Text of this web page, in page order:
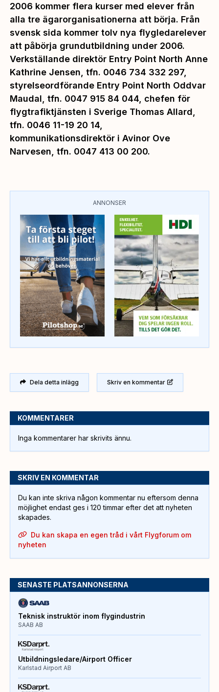
2006 kommer flera kurser med elever från
alla tre ägarorganisationerna att börja. Från
svensk sida kommer tolv nya flygledarelever
att påbörja grundutbildning under 2006.
Verkställande direktör Entry Point North Anne
Kathrine Jensen, tfn. 0046 734 332 297,
styrelseordförande Entry Point North Oddvar
Maudal, tfn. 0047 915 84 044, chefen för
flygtrafiktjänsten i Sverige Thomas Allard,
tfn. 0046 11-19 20 14,
kommunikationsdirektör i Avinor Ove
Narvesen, tfn. 0047 413 00 200.
ANNONSER
Dela detta inlägg Skriv en kommentar
KOMMENTARER
Inga kommentarer har skrivits ännu.
SKRIV EN KOMMENTAR
Du kan inte skriva någon kommentar nu eftersom denna
möjlighet endast ges i 120 timmar efter det att nyheten
skapades.
Du kan skapa en egen tråd i vårt Flygforum om
nyheten
SENASTE PLATSANNONSERNA
Teknisk instruktör inom flygindustrin
SAAB AB
Utbildningsledare/Airport Officer
Karlstad Airport AB